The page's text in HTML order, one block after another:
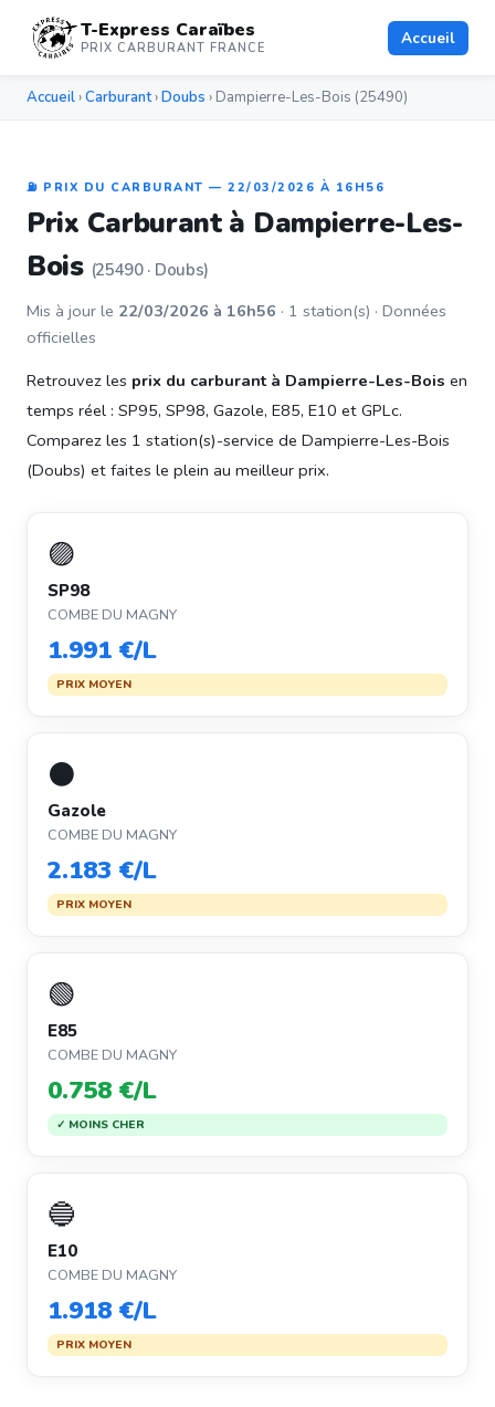
T-Express Caraïbes
PRIX CARBURANT FRANCE Accueil
Accueil ›Carburant›Doubs › Dampierre-Les-Bois (25490)
⛽ PRIX DU CARBURANT — 22/03/2026 À 16H56
Prix Carburant à Dampierre-Les-
Bois (25490 · Doubs)
Mis à jour le 22/03/2026 à 16h56 · 1 station(s) · Données
officielles
Retrouvez les prix du carburant à Dampierre-Les-Bois en
temps réel : SP95, SP98, Gazole, E85, E10 et GPLc.
Comparez les 1 station(s)-service de Dampierre-Les-Bois
(Doubs) et faites le plein au meilleur prix.
🟣
SP98
COMBE DU MAGNY
1.991 €/L
PRIX MOYEN
⚫
Gazole
COMBE DU MAGNY
2.183 €/L
PRIX MOYEN
🟢
E85
COMBE DU MAGNY
0.758 €/L
✓ MOINS CHER
🔵
E10
COMBE DU MAGNY
1.918 €/L
PRIX MOYEN